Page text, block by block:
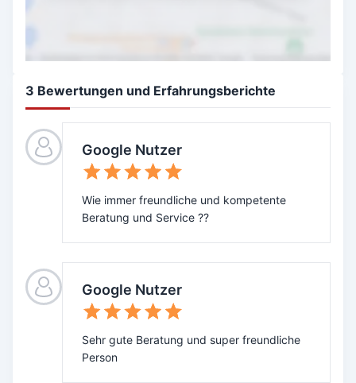
3 Bewertungen und Erfahrungsberichte
Google Nutzer
Wie immer freundliche und kompetente
Beratung und Service ??
Google Nutzer
Sehr gute Beratung und super freundliche
Person